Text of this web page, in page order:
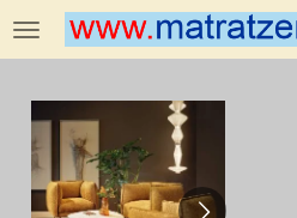
Zum
Hauptinhalt